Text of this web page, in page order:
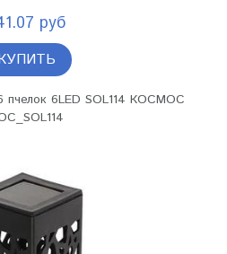
руб
пчелок 6LED SOL114 КОСМОС